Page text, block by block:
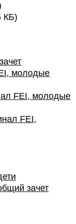
КБ)
молодые
FEI, молодые
FEI,
зачет